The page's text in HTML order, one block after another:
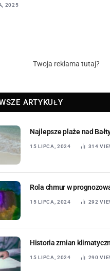
2025
Twoja reklama tutaj?
ARTYKUŁY
Najlepsze plaże nad
15 LIPCA, 2024 314
Rola chmur w
15 LIPCA, 2024 292
Historia zmian
15 LIPCA, 2024 290